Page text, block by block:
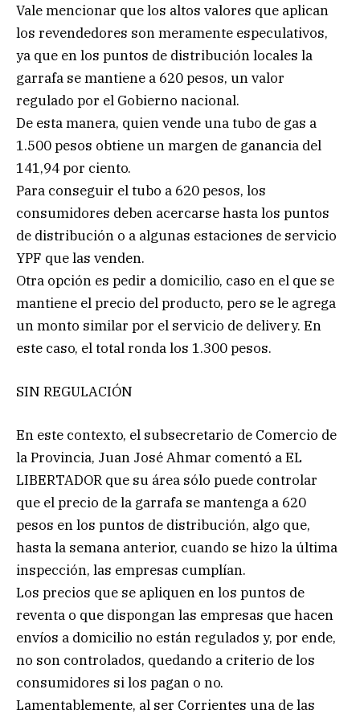
Vale mencionar que los altos valores que aplican
los revendedores son meramente especulativos,
ya que en los puntos de distribución locales la
garrafa se mantiene a 620 pesos, un valor
regulado por el Gobierno nacional.
De esta manera, quien vende una tubo de gas a
1.500 pesos obtiene un margen de ganancia del
141,94 por ciento.
Para conseguir el tubo a 620 pesos, los
consumidores deben acercarse hasta los puntos
de distribución o a algunas estaciones de servicio
YPF que las venden.
Otra opción es pedir a domicilio, caso en el que se
mantiene el precio del producto, pero se le agrega
un monto similar por el servicio de delivery. En
este caso, el total ronda los 1.300 pesos.
SIN REGULACIÓN
En este contexto, el subsecretario de Comercio de
la Provincia, Juan José Ahmar comentó a EL
LIBERTADOR que su área sólo puede controlar
que el precio de la garrafa se mantenga a 620
pesos en los puntos de distribución, algo que,
hasta la semana anterior, cuando se hizo la última
inspección, las empresas cumplían.
Los precios que se apliquen en los puntos de
reventa o que dispongan las empresas que hacen
envíos a domicilio no están regulados y, por ende,
no son controlados, quedando a criterio de los
consumidores si los pagan o no.
Lamentablemente, al ser Corrientes una de las